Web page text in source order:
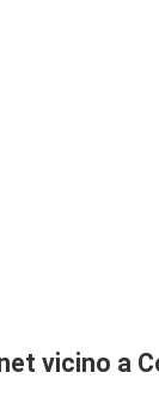
vicino a